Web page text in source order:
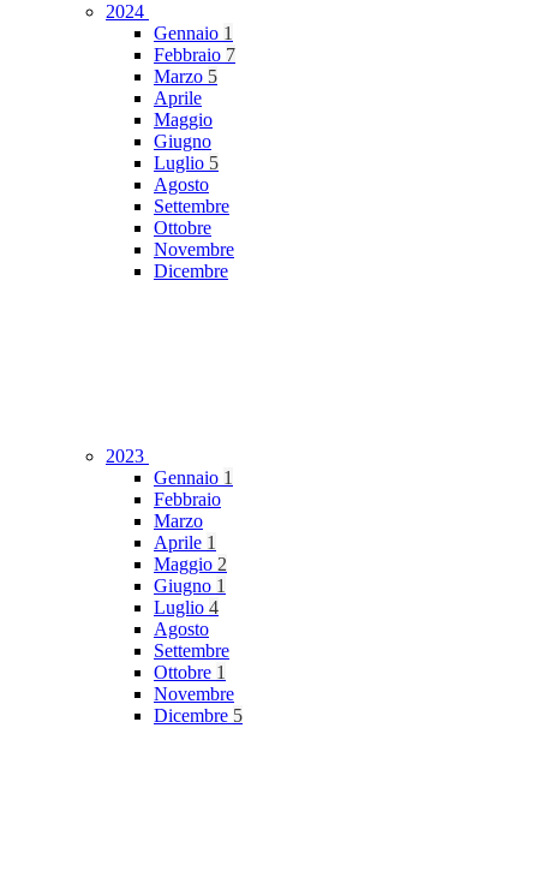
2024
Gennaio 1
Febbraio 7
Marzo 5
Aprile
Maggio
Giugno
Luglio 5
Agosto
Settembre
Ottobre
Novembre
Dicembre
2023
Gennaio 1
Febbraio
Marzo
Aprile 1
Maggio 2
Giugno 1
Luglio 4
Agosto
Settembre
Ottobre 1
Novembre
Dicembre 5